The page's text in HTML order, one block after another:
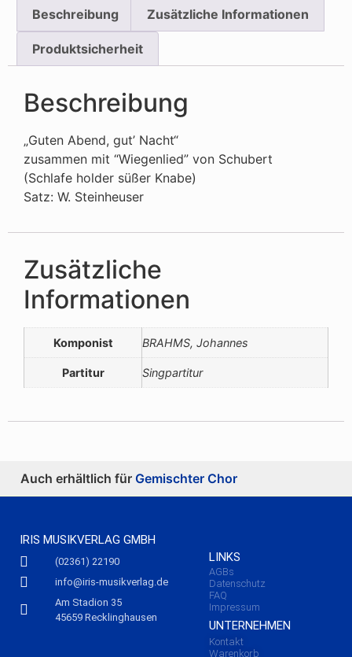
Beschreibung Zusätzliche Informationen
Produktsicherheit
Beschreibung
„Guten Abend, gut’ Nacht“
zusammen mit “Wiegenlied” von Schubert
(Schlafe holder süßer Knabe)
Satz: W. Steinheuser
Zusätzliche
Informationen
Komponist BRAHMS, Johannes
Partitur Singpartitur
Auch erhältlich für Gemischter Chor
IRIS MUSIKVERLAG GMBH
(02361) 22190
info@iris-musikverlag.de
Am Stadion 35
45659 Recklinghausen
LINKS
AGBs
Datenschutz
FAQ
Impressum
UNTERNEHMEN
Kontakt
Warenkorb